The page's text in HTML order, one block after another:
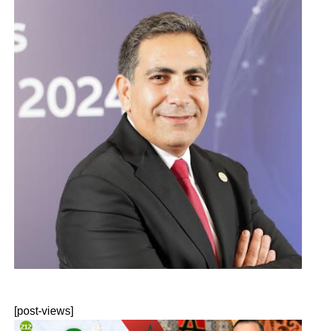
[post-views]